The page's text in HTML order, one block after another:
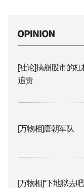
[社论]搞崩股市的
追责
[万物相]唐朝军队
[万物相]“下地狱去吧